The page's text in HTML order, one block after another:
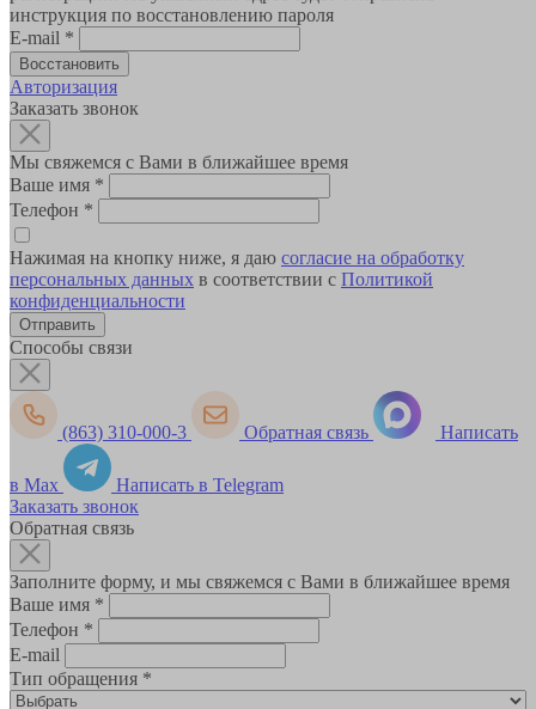
инструкция по восстановлению пароля
E-mail *
Авторизация
Заказать звонок
Мы свяжемся с Вами в ближайшее время
Ваше имя *
Телефон *
Нажимая на кнопку ниже, я даю согласие на обработку
персональных данных в соответствии с Политикой
конфиденциальности
Способы связи
(863) 310-000-3 Обратная связь Написать
в Max
Написать в Telegram
Заказать звонок
Обратная связь
Заполните форму, и мы свяжемся с Вами в ближайшее время
Ваше имя *
Телефон *
E-mail
Тип обращения *